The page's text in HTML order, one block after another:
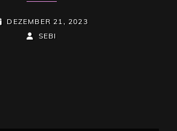
DEZEMBER 21, 2023
BY
BYLINE
SEBI